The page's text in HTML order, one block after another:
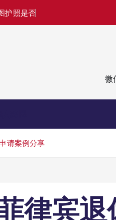
护照是否
微
请案例分享
律宾退